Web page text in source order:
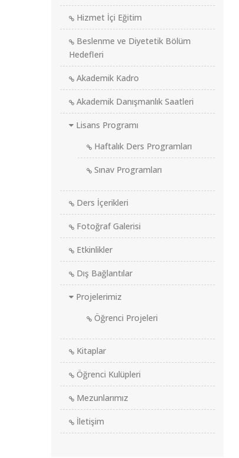
Hizmet İçi Eğitim
Beslenme ve Diyetetik Bölüm
Hedefleri
Akademik Kadro
Akademik Danışmanlık Saatleri
Lisans Programı
Haftalık Ders Programları
Sınav Programları
Ders İçerikleri
Fotoğraf Galerisi
Etkinlikler
Dış Bağlantılar
Projelerimiz
Öğrenci Projeleri
Kitaplar
Öğrenci Kulüpleri
Mezunlarımız
İletişim